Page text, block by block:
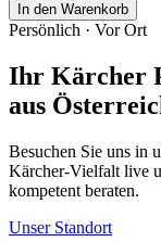
In den Warenkorb
Persönlich · Vor Ort
Ihr Kärcher
aus
Besuchen Sie uns in
Kärcher-Vielfalt live
kompetent beraten.
Unser Standort